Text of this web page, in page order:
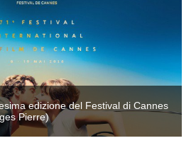
edizione del Festival di Cannes
Pierre)